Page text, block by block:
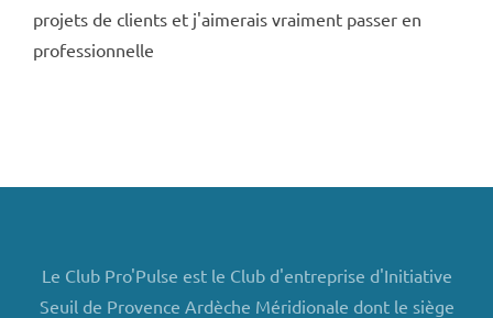
projets de clients et j'aimerais vraiment passer en
professionnelle
Le Club Pro'Pulse est le Club d'entreprise d'Initiative
Seuil de Provence Ardèche Méridionale dont le siège